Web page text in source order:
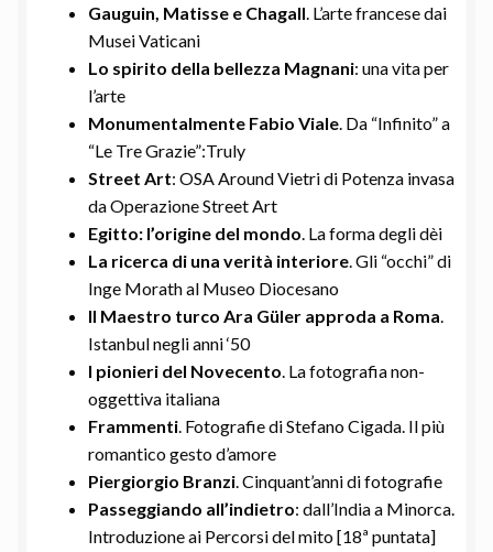
Gauguin, Matisse e Chagall. L’arte francese dai
Musei Vaticani
Lo spirito della bellezza Magnani: una vita per
l’arte
Monumentalmente Fabio Viale. Da “Infinito” a
“Le Tre Grazie”:Truly
Street Art: OSA Around Vietri di Potenza invasa
da Operazione Street Art
Egitto: l’origine del mondo. La forma degli dèi
La ricerca di una verità interiore. Gli “occhi” di
Inge Morath al Museo Diocesano
Il Maestro turco Ara Güler approda a Roma.
Istanbul negli anni ‘50
I pionieri del Novecento. La fotografia non-
oggettiva italiana
Frammenti. Fotografie di Stefano Cigada. Il più
romantico gesto d’amore
Piergiorgio Branzi. Cinquant’anni di fotografie
Passeggiando all’indietro: dall’India a Minorca.
Introduzione ai Percorsi del mito [18ª puntata]